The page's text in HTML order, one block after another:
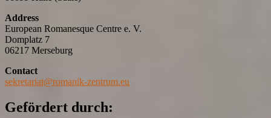
Address
European Romanesque Centre e. V.
Domplatz 7
06217 Merseburg
Contact
sekretariat@romanik-zentrum.eu
Gefördert durch: